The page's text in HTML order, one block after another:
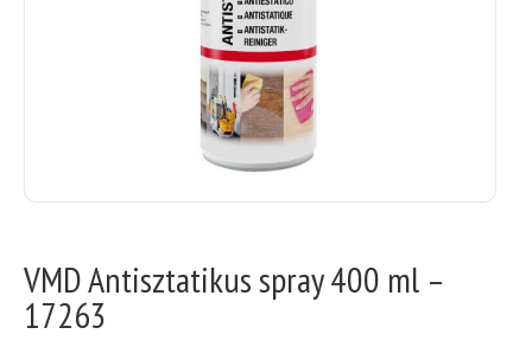
VMD Antisztatikus spray 400 ml –
17263